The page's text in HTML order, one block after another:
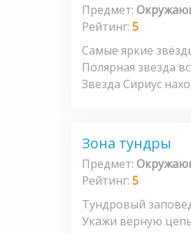
Предмет:
Рейтинг: 5
Самые яркие
Полярная звезда
Звезда Сириус
Зона тундры
Предмет:
Рейтинг: 5
Тундровый
Укажи верную